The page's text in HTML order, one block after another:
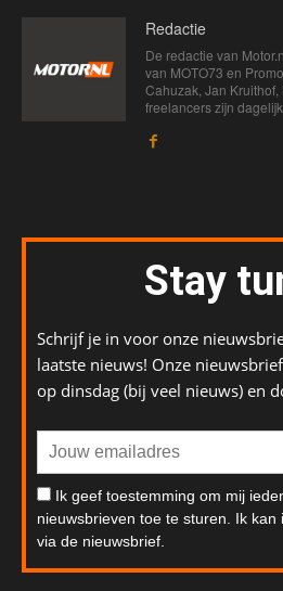
Redactie
De redactie van
van MOTO73 en
Cahuzak, Jan
freelancers zijn
Stay
Schrijf je in voor onze
laatste nieuws! Onze
op dinsdag (bij veel nieuws) en
Ik geef toestemming om mij
nieuwsbrieven toe te sturen. Ik
via de nieuwsbrief.